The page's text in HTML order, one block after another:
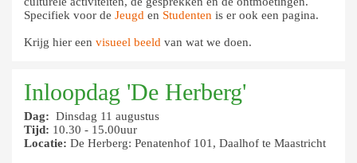
Specifiek voor de Jeugd en Studenten is er ook een pagina.
Krijg hier een visueel beeld van wat we doen.
Inloopdag 'De Herberg'
Dag: Dinsdag 11 augustus
Tijd: 10.30 - 15.00uur
Locatie: De Herberg: Penatenhof 101, Daalhof te Maastricht